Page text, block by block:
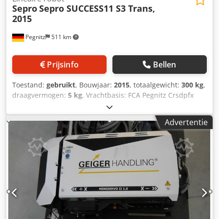
Pegnitz 511 km
SeproSepro SUCCESS11 S3 Trans,
2015
Prijsinfo Bellen
Toestand: gebruikt, Bouwjaar: 2015, totaalgewicht: 300 kg,
draagvermogen: 5 kg, Vrachtbasis: FCA Pegnitz Crsdpfx
Aezq Hqhjdwof Levertijd: in overleg Betalingsvoorwaarden:
100% voor overname van de machine, netto
Advertentie